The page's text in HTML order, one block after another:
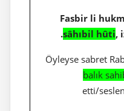
Fasbir li
sâhıbil hûti,
Öyleyse sabret
balık
etti/